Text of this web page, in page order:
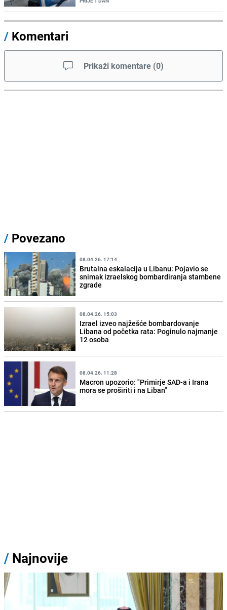
/ Komentari
Prikaži komentare (0)
/ Povezano
08.04.26. 17:14
Brutalna eskalacija u Libanu: Pojavio se
snimak izraelskog bombardiranja stambene
zgrade
08.04.26. 15:03
Izrael izveo najžešće bombardovanje
Libana od početka rata: Poginulo najmanje
12 osoba
08.04.26. 11:28
Macron upozorio: "Primirje SAD-a i Irana
mora se proširiti i na Liban"
/ Najnovije